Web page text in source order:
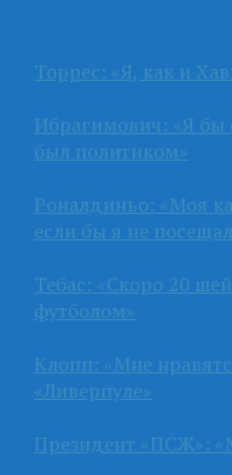
Торрес: «Я, как и
Ибрагимович: «Я бы
был политиком»
Роналдиньо: «Моя
если бы я не
Тебас: «Скоро 20
футболом»
Клопп: «Мне
«Ливерпуле»
Президент «ПСЖ»: